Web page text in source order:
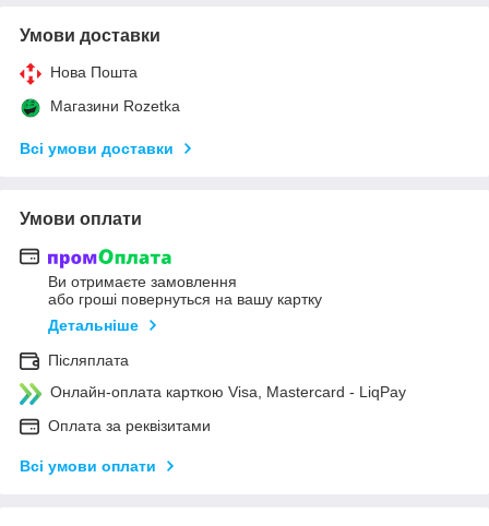
Умови доставки
Нова Пошта
Магазини Rozetka
Всі умови доставки
Умови оплати
Ви отримаєте замовлення
або гроші повернуться на вашу картку
Детальніше
Післяплата
Онлайн-оплата карткою Visa, Mastercard - LiqPay
Оплата за реквізитами
Всі умови оплати